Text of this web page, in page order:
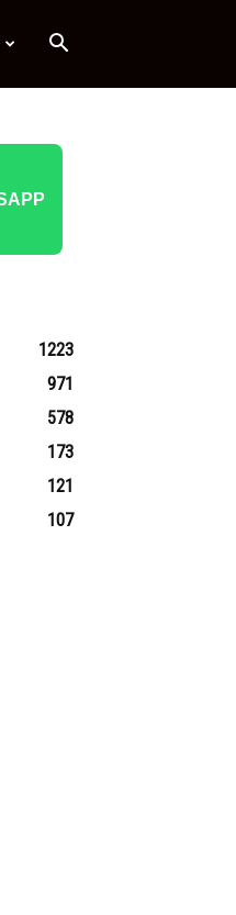
1223
971
578
173
121
107